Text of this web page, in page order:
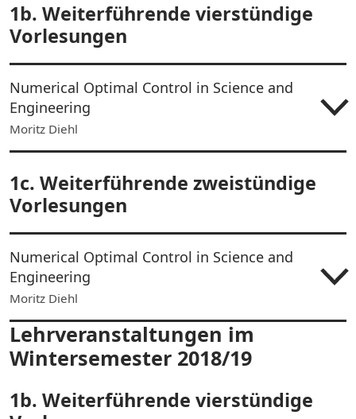
1b. Weiterführende vierstündige
Vorlesungen
Numerical Optimal Control in Science and
Engineering
Moritz Diehl
1c. Weiterführende zweistündige
Vorlesungen
Numerical Optimal Control in Science and
Engineering
Moritz Diehl
Lehrveranstaltungen im
Wintersemester 2018/19
1b. Weiterführende vierstündige